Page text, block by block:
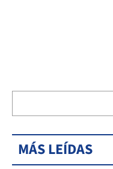
MÁS LEÍDAS